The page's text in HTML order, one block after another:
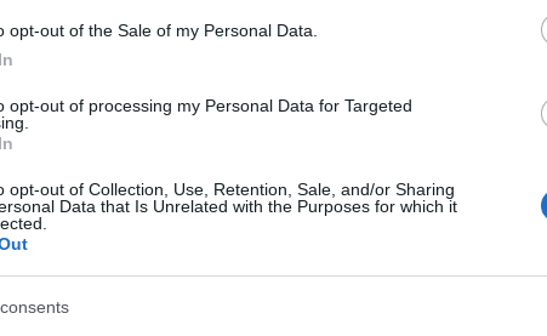
opt-out of the Sale of my Personal Data.
opt-out of processing my Personal Data for Targeted
opt-out of Collection, Use, Retention, Sale, and/or Sharing
Data that Is Unrelated with the Purposes for which it
negli Stati Uniti mostra segni di
DRAM e NAND, dovuta in parte alla
salire i prezzi e rallentato le vendite,
combinazione di costi di inferenza ancora